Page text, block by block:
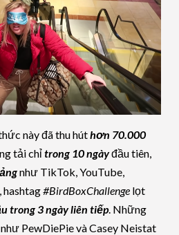
này đã thu húthơn 70.000
tải chỉtrong 10 ngàyđầu tiên,
như TikTok, YouTube,
hashtag#BirdBoxChallenge lọt
trong 3 ngày liên tiếp. Những
PewDiePie và Casey Neistat